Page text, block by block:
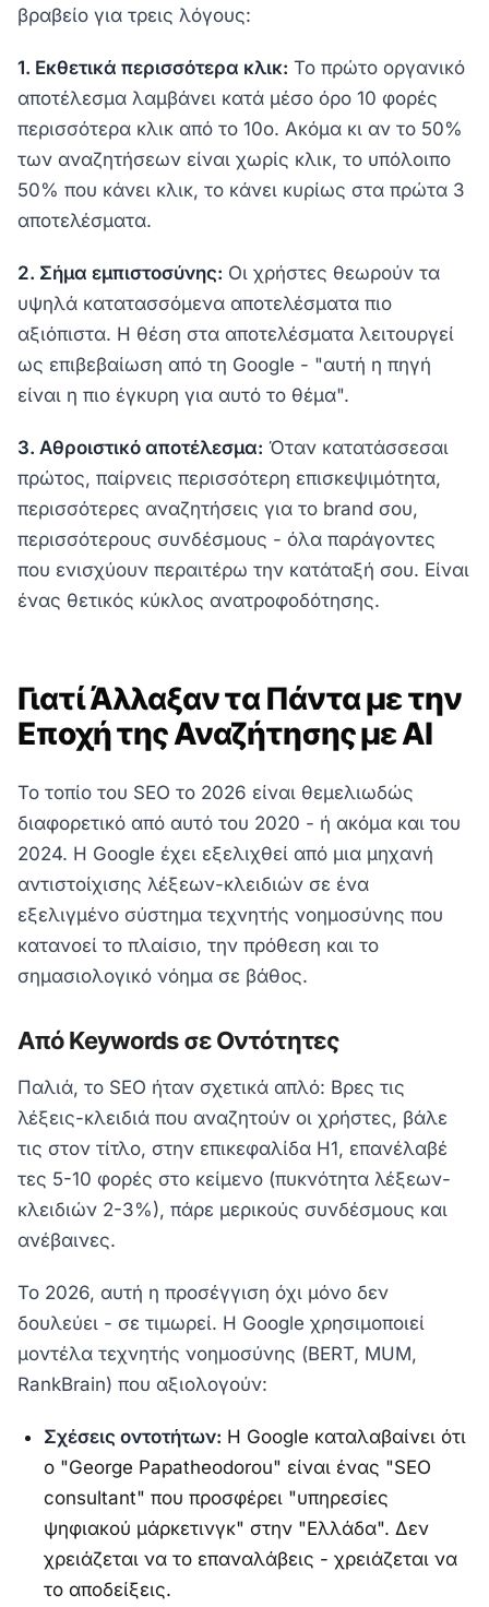
βραβείο για τρεις λόγους:
1. Εκθετικά περισσότερα κλικ: Το πρώτο οργανικό
αποτέλεσμα λαμβάνει κατά μέσο όρο 10 φορές
περισσότερα κλικ από το 10ο. Ακόμα κι αν το 50%
των αναζητήσεων είναι χωρίς κλικ, το υπόλοιπο
50% που κάνει κλικ, το κάνει κυρίως στα πρώτα 3
αποτελέσματα.
2. Σήμα εμπιστοσύνης: Οι χρήστες θεωρούν τα
υψηλά κατατασσόμενα αποτελέσματα πιο
αξιόπιστα. Η θέση στα αποτελέσματα λειτουργεί
ως επιβεβαίωση από τη Google - "αυτή η πηγή
είναι η πιο έγκυρη για αυτό το θέμα".
3. Αθροιστικό αποτέλεσμα: Όταν κατατάσσεσαι
πρώτος, παίρνεις περισσότερη επισκεψιμότητα,
περισσότερες αναζητήσεις για το brand σου,
περισσότερους συνδέσμους - όλα παράγοντες
που ενισχύουν περαιτέρω την κατάταξή σου. Είναι
ένας θετικός κύκλος ανατροφοδότησης.
Γιατί Άλλαξαν τα Πάντα με την
Εποχή της Αναζήτησης με AI
Το τοπίο του SEO το 2026 είναι θεμελιωδώς
διαφορετικό από αυτό του 2020 - ή ακόμα και του
2024. Η Google έχει εξελιχθεί από μια μηχανή
αντιστοίχισης λέξεων-κλειδιών σε ένα
εξελιγμένο σύστημα τεχνητής νοημοσύνης που
κατανοεί το πλαίσιο, την πρόθεση και το
σημασιολογικό νόημα σε βάθος.
Από Keywords σε Οντότητες
Παλιά, το SEO ήταν σχετικά απλό: Βρες τις
λέξεις-κλειδιά που αναζητούν οι χρήστες, βάλε
τις στον τίτλο, στην επικεφαλίδα H1, επανέλαβέ
τες 5-10 φορές στο κείμενο (πυκνότητα λέξεων-
κλειδιών 2-3%), πάρε μερικούς συνδέσμους και
ανέβαινες.
Το 2026, αυτή η προσέγγιση όχι μόνο δεν
δουλεύει - σε τιμωρεί. Η Google χρησιμοποιεί
μοντέλα τεχνητής νοημοσύνης (BERT, MUM,
RankBrain) που αξιολογούν:
Σχέσεις οντοτήτων: Η Google καταλαβαίνει ότι
ο "George Papatheodorou" είναι ένας "SEO
consultant" που προσφέρει "υπηρεσίες
ψηφιακού μάρκετινγκ" στην "Ελλάδα". Δεν
χρειάζεται να το επαναλάβεις - χρειάζεται να
το αποδείξεις.